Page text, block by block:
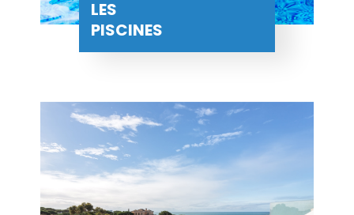
LES
PISCINES